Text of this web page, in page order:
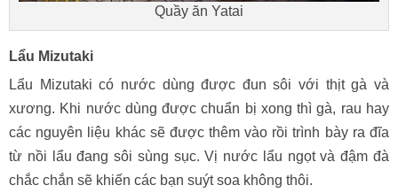
Quầy ăn Yatai
Lẩu Mizutaki
Lẩu Mizutaki có nước dùng được đun sôi với thịt gà và
xương. Khi nước dùng được chuẩn bị xong thì gà, rau hay
các nguyên liệu khác sẽ được thêm vào rồi trình bày ra đĩa
từ nồi lẩu đang sôi sùng sục. Vị nước lẩu ngọt và đậm đà
chắc chắn sẽ khiến các bạn suýt soa không thôi.